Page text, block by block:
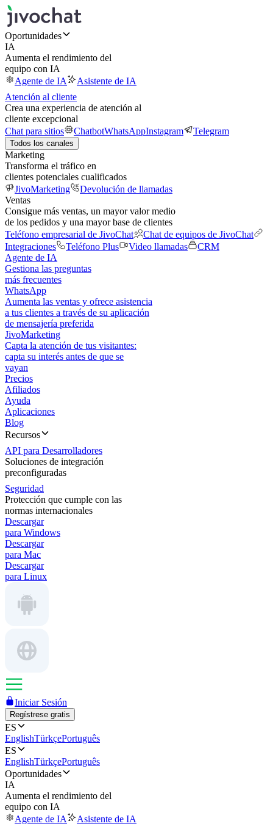
Oportunidades
IA
Aumenta el rendimiento del
equipo con IA
Agente de IA
Asistente de IA
Atención al cliente
Crea una experiencia de atención al
cliente excepcional
Chat para sitios
ChatbotWhatsAppInstagram Telegram
Todos los canales
Marketing
Transforma el tráfico en
clientes potenciales cualificados
JivoMarketing
Devolución de llamadas
Ventas
Consigue más ventas, un mayor valor medio
de los pedidos y una mayor base de clientes
Teléfono empresarial de JivoChat
Chat de equipos de JivoChat
Integraciones
Teléfono Plus Video llamadas
CRM
Agente de IA
Gestiona las preguntas
más frecuentes
WhatsApp
Aumenta las ventas y ofrece asistencia
a tus clientes a través de su aplicación
de mensajería preferida
JivoMarketing
Capta la atención de tus visitantes:
capta su interés antes de que se
vayan
Precios
Afiliados
Ayuda
Aplicaciones
Blog
Recursos
API para Desarrolladores
Soluciones de integración
preconfiguradas
Seguridad
Protección que cumple con las
normas internacionales
Descargar
para Windows
Descargar
para Mac
Descargar
para Linux
Iniciar Sesión
Regístrese gratis
ES
EnglishTürkçePortuguês
ES
EnglishTürkçePortuguês
Oportunidades
IA
Aumenta el rendimiento del
equipo con IA
Agente de IA
Asistente de IA